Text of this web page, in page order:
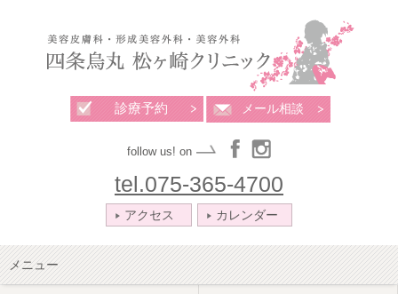
診療予約 メール相談
follow us! on
tel.075-365-4700
アクセス カレンダー
メニュー